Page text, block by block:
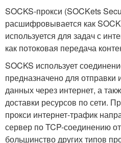
SOCKS-прокси (SOCKets
расшифровывается как
используется для задач с
как потоковая передача
SOCKS использует
предназначено для отправки
данных через интернет, а
доставки ресурсов по сети.
прокси интернет-трафик
сервер по TCP-соединению
большинство других типов